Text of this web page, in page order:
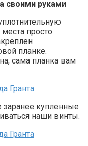
своими руками
просто
планке.
сама планка вам
заранее купленные
наши винты.